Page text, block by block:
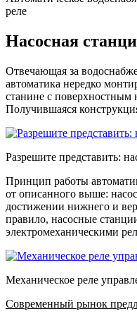
реле
Насосная
Отвечающая за
автоматика нередко
станине с поверхностным
Получившаяся
Разрешите представить:
Принцип работы
от описанного выше:
достижении нижнего и
правило, насосные
электромеханическими
Механическое реле
Современный рынок